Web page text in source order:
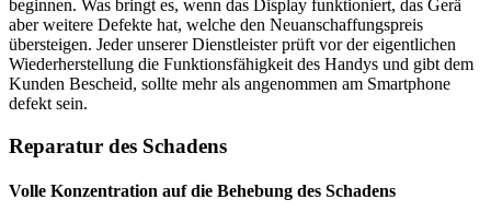
beginnen. Was bringt es, wenn das Display funktioniert, das Gerä
aber weitere Defekte hat, welche den Neuanschaffungspreis
übersteigen. Jeder unserer Dienstleister prüft vor der eigentlichen
Wiederherstellung die Funktionsfähigkeit des Handys und gibt dem
Kunden Bescheid, sollte mehr als angenommen am Smartphone
defekt sein.
Reparatur des Schadens
Volle Konzentration auf die Behebung des Schadens